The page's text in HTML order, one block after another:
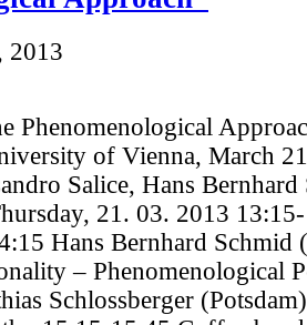
2013
Phenomenological
of Vienna, March
Salice, Hans Bernhard
21. 03. 2013
Hans Bernhard Schmid
– Phenomenological
Schlossberger